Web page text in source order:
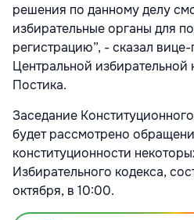
решения по данному делу
избирательные органы для
регистрацию”, - сказал
Центральной
Постика.
Заседание
будет рассмотрено
конституционности
Избирательного кодекса,
октября, в 10:00.